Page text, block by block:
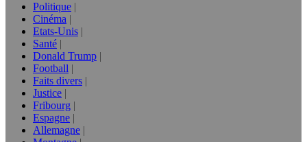
Politique
Cinéma
Etats-Unis
Santé
Donald Trump
Football
Faits divers
Justice
Fribourg
Espagne
Allemagne